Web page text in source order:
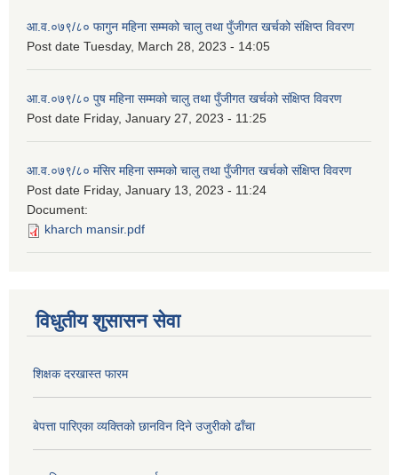
आ.व.०७९/८० फागुन महिना सम्मको चालु तथा पुँजीगत खर्चको संक्षिप्त विवरण
Post date Tuesday, March 28, 2023 - 14:05
आ.व.०७९/८० पुष महिना सम्मको चालु तथा पुँजीगत खर्चको संक्षिप्त विवरण
Post date Friday, January 27, 2023 - 11:25
आ.व.०७९/८० मंसिर महिना सम्मको चालु तथा पुँजीगत खर्चको संक्षिप्त विवरण
Post date Friday, January 13, 2023 - 11:24
Document:
kharch mansir.pdf
विधुतीय शुसासन सेवा
शिक्षक दरखास्त फारम
बेपत्ता पारिएका व्यक्तिको छानविन दिने उजुरीको ढाँचा